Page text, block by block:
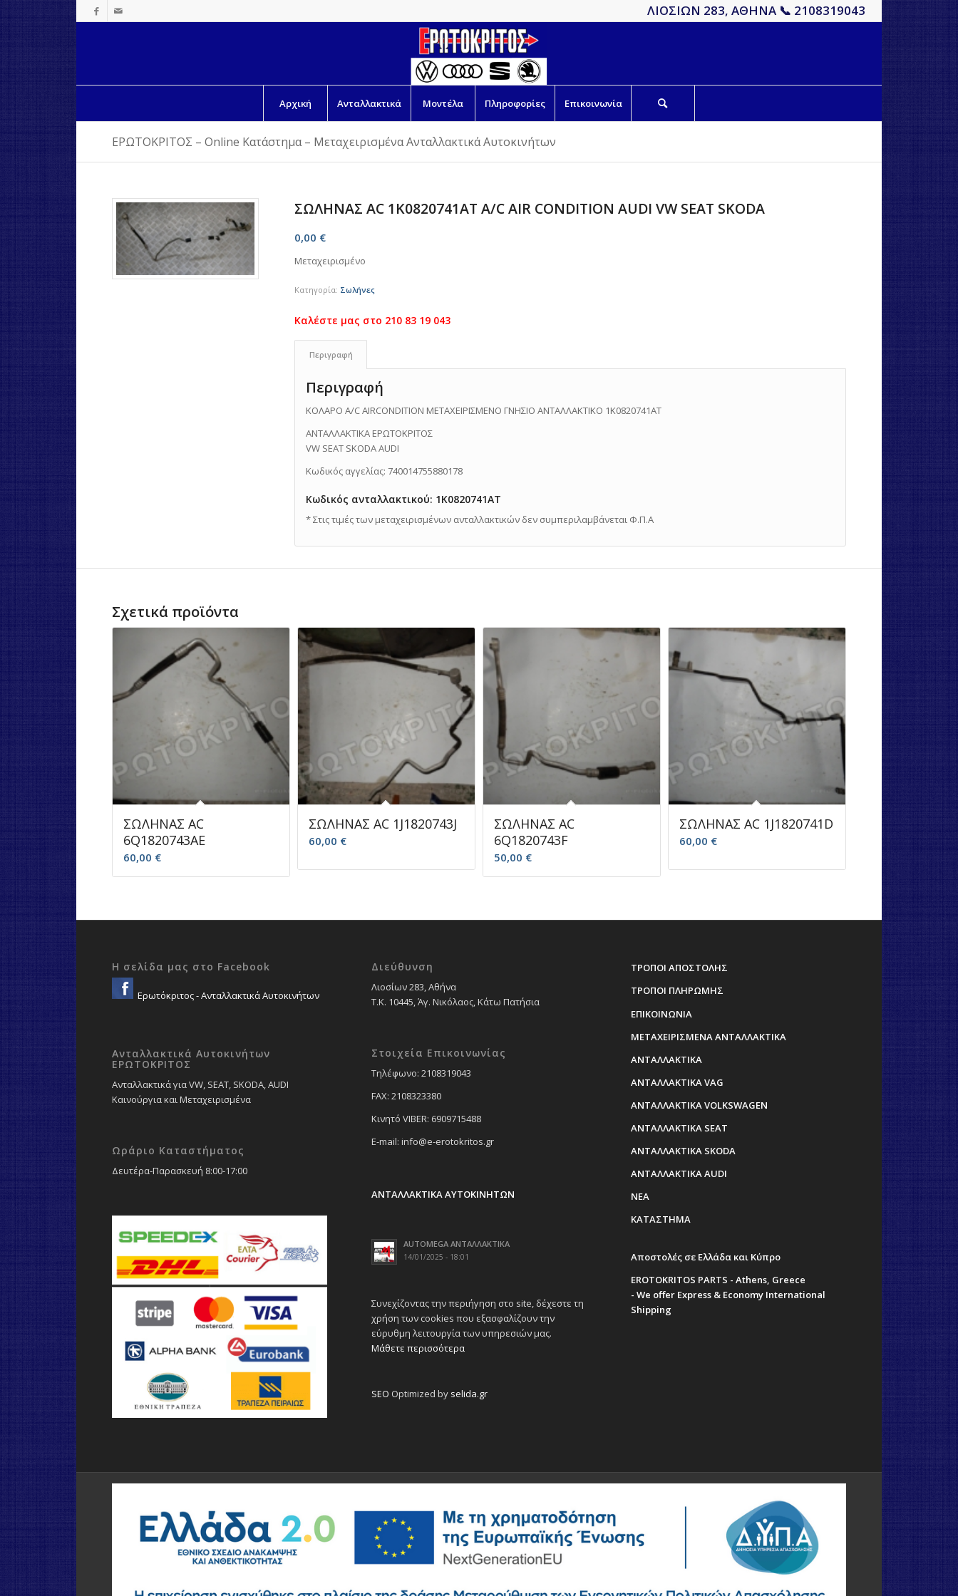
ΛΙΟΣΙΩΝ 283, ΑΘΗΝΑ 📞 2108319043
Αρχική Ανταλλακτικά Μοντέλα Πληροφορίες Επικοινωνία
ΕΡΩΤΟΚΡΙΤΟΣ – Online Κατάστημα – Μεταχειρισμένα Ανταλλακτικά Αυτοκινήτων
ΣΩΛΗΝΑΣ AC 1K0820741AT A/C AIR CONDITION AUDI VW SEAT SKODA
0,00 €
Μεταχειρισμένο
Κατηγορία: Σωλήνες
Περιγραφή
Περιγραφή
ΚΟΛΑΡΟ A/C AIRCONDITION ΜΕΤΑΧΕΙΡΙΣΜΕΝΟ ΓΝΗΣΙΟ ΑΝΤΑΛΛΑΚΤΙΚΟ 1K0820741AT
ΑΝΤΑΛΛΑΚΤΙΚΑ ΕΡΩΤΟΚΡΙΤΟΣ
VW SEAT SKODA AUDI
Κωδικός αγγελίας: 740014755880178
Κωδικός ανταλλακτικού: 1K0820741AT
* Στις τιμές των μεταχειρισμένων ανταλλακτικών δεν συμπεριλαμβάνεται Φ.Π.Α
Σχετικά προϊόντα
ΣΩΛΗΝΑΣ AC
6Q1820743AE
60,00 €
ΣΩΛΗΝΑΣ AC 1J1820743J
60,00 €
ΣΩΛΗΝΑΣ AC
6Q1820743F
50,00 €
ΣΩΛΗΝΑΣ AC 1J1820741D
60,00 €
Η σελίδα μας στο Facebook
Ερωτόκριτος - Ανταλλακτικά Αυτοκινήτων
Ανταλλακτικά Αυτοκινήτων
ΕΡΩΤΟΚΡΙΤΟΣ
Ανταλλακτικά για VW, SEAT, SKODA, AUDI
Καινούργια και Μεταχειρισμένα
Ωράριο Καταστήματος
Δευτέρα-Παρασκευή 8:00-17:00
Διεύθυνση
Λιοσίων 283, Αθήνα
Τ.Κ. 10445, Άγ. Νικόλαος, Κάτω Πατήσια
Στοιχεία Επικοινωνίας
Tηλέφωνο: 2108319043
FAX: 2108323380
Κινητό VIBER: 6909715488
E-mail: info@e-erotokritos.gr
ΑΝΤΑΛΛΑΚΤΙΚΑ ΑΥΤΟΚΙΝΗΤΩΝ
AUTOMEGA ΑΝΤΑΛΛΑΚΤΙΚΑ
14/01/2025 - 18:01
Συνεχίζοντας την περιήγηση στο site, δέχεστε τη
χρήση των cookies που εξασφαλίζουν την
εύρυθμη λειτουργία των υπηρεσιών μας.
Μάθετε περισσότερα
SEO Optimized by selida.gr
ΤΡΟΠΟΙ ΑΠΟΣΤΟΛΗΣ
ΤΡΟΠΟΙ ΠΛΗΡΩΜΗΣ
ΕΠΙΚΟΙΝΩΝΙΑ
ΜΕΤΑΧΕΙΡΙΣΜΕΝΑ ΑΝΤΑΛΛΑΚΤΙΚΑ
ΑΝΤΑΛΛΑΚΤΙΚΑ
ΑΝΤΑΛΛΑΚΤΙΚΑ VAG
ΑΝΤΑΛΛΑΚΤΙΚΑ VOLKSWAGEN
ΑΝΤΑΛΛΑΚΤΙΚΑ SEAT
ΑΝΤΑΛΛΑΚΤΙΚΑ SKODA
ΑΝΤΑΛΛΑΚΤΙΚΑ AUDI
ΝΕΑ
ΚΑΤΑΣΤΗΜΑ
Αποστολές σε Ελλάδα και Κύπρο
EROTOKRITOS PARTS - Athens, Greece
- We offer Express & Economy International
Shipping